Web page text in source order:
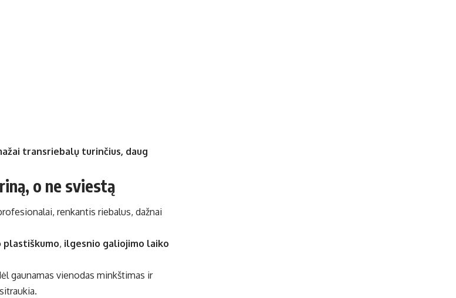
transriebalų turinčius, daug
o ne sviestą
renkantis riebalus, dažnai
plastiškumo, ilgesnio galiojimo laiko
gaunamas vienodas minkštimas ir